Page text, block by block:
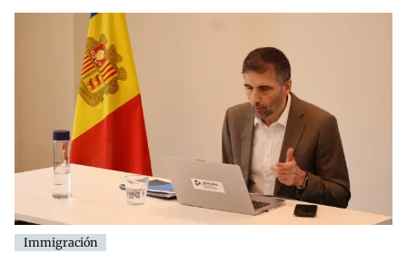
Immigración